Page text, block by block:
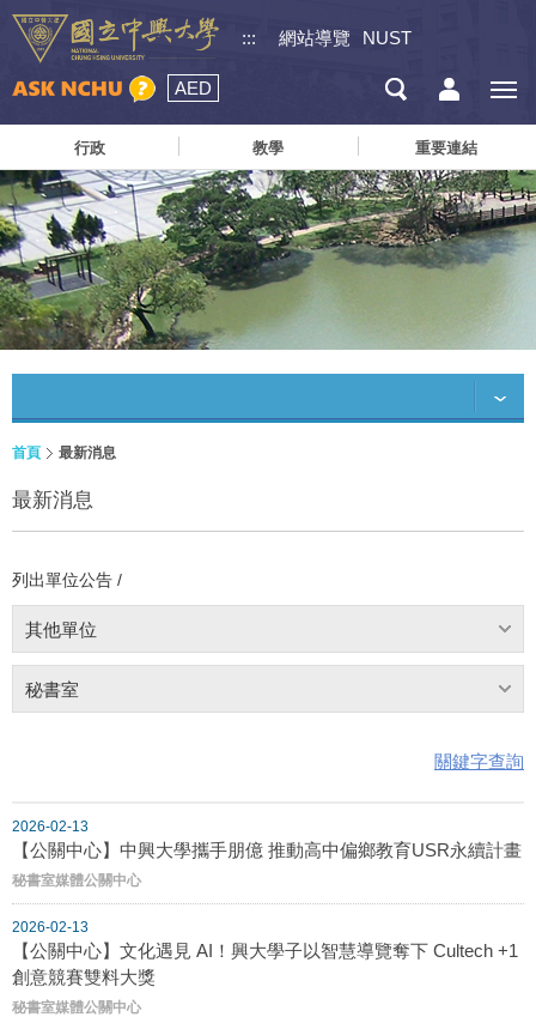
::: 網站導覽 NUST
AED
行政 教學 重要連結
首頁 最新消息
最新消息
列出單位公告 /
其他單位
秘書室
關鍵字查詢
2026-02-13
【公關中心】中興大學攜手朋億 推動高中偏鄉教育USR永續計畫
秘書室媒體公關中心
2026-02-13
【公關中心】文化遇見 AI！興大學子以智慧導覽奪下 Cultech +1
創意競賽雙料大獎
秘書室媒體公關中心